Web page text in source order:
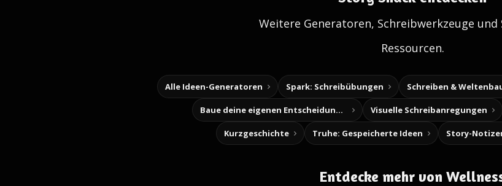
Weitere Generatoren, Schreibwerkzeuge
Ressourcen.
Alle Ideen-Generatoren Spark: Schreibübungen Schreiben &
Baue deine eigenen Entscheidungsabenteuer Visuelle Schreibanregungen
Kurzgeschichte Truhe: Gespeicherte Ideen
Entdecke mehr von